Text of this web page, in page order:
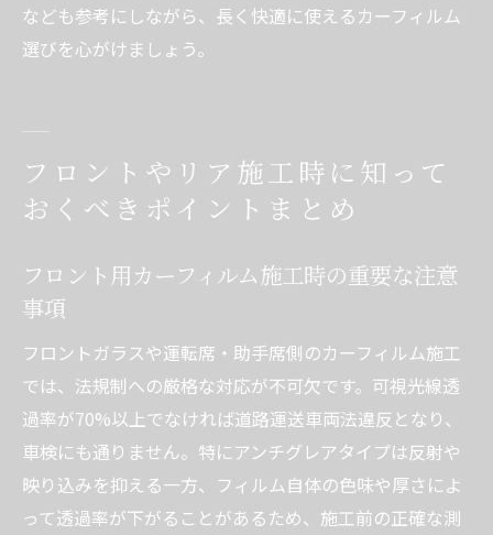
なども参考にしながら、長く快適に使えるカーフィルム
選びを心がけましょう。
フロントやリア施工時に知って
おくべきポイントまとめ
フロント用カーフィルム施工時の重要な注意
事項
フロントガラスや運転席・助手席側のカーフィルム施工
では、法規制への厳格な対応が不可欠です。可視光線透
過率が70%以上でなければ道路運送車両法違反となり、
車検にも通りません。特にアンチグレアタイプは反射や
映り込みを抑える一方、フィルム自体の色味や厚さによ
って透過率が下がることがあるため、施工前の正確な測